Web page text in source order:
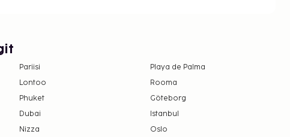
Pariisi
Playa de Palma
Lontoo
Rooma
Phuket
Göteborg
Dubai
Istanbul
Nizza Oslo